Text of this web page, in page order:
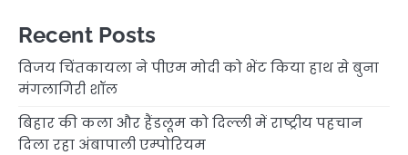
Recent Posts
विजय चिंतकायला ने पीएम मोदी को भेंट किया हाथ से बुना
मंगलागिरी शॉल
बिहार की कला और हैंडलूम को दिल्ली में राष्ट्रीय पहचान
दिला रहा अंबापाली एम्पोरियम